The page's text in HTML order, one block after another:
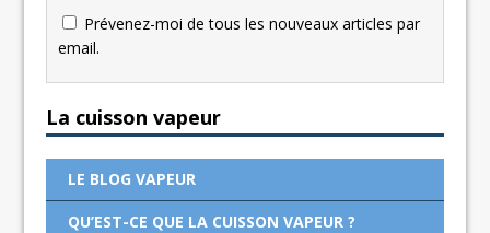
Prévenez-moi de tous les nouveaux articles par
email.
La cuisson vapeur
LE BLOG VAPEUR
QU’EST-CE QUE LA CUISSON VAPEUR ?